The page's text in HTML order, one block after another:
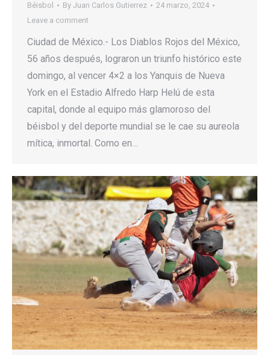
Béisbol By Juan Carlos Gutierrez
24 marzo, 2024
Leave a comment
Ciudad de México.- Los Diablos Rojos del México,
56 años después, lograron un triunfo histórico este
domingo, al vencer 4×2 a los Yanquis de Nueva
York en el Estadio Alfredo Harp Helú de esta
capital, donde al equipo más glamoroso del
béisbol y del deporte mundial se le cae su aureola
mítica, inmortal. Como en…